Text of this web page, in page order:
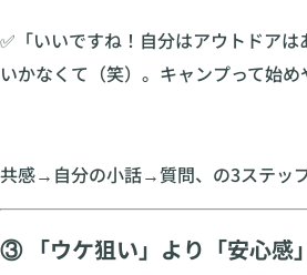
✅「いいですね！自分はアウトドア
いかなくて（笑）。キャンプって始め
共感→自分の小話→質問、の3ステッ
③ 「ウケ狙い」より「安心感